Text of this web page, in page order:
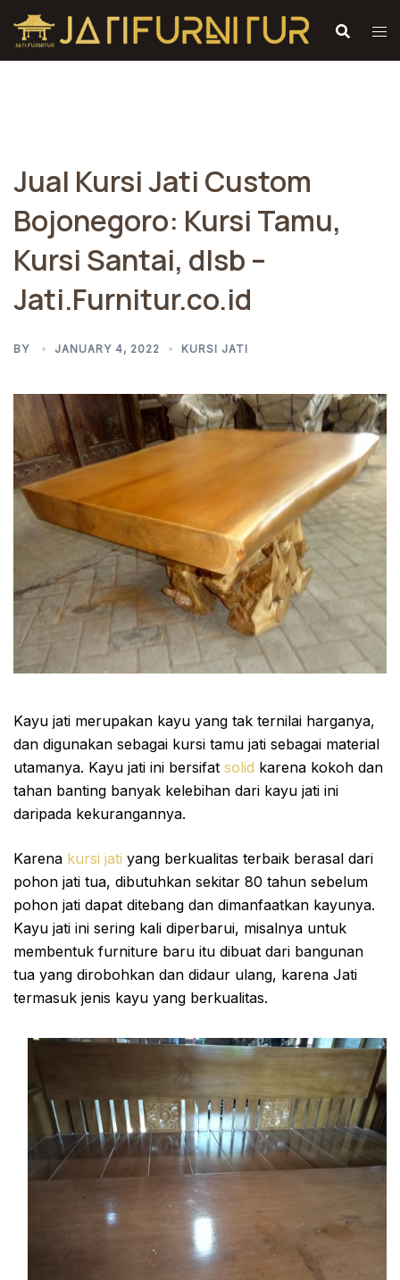
Skip
content
Jual Kursi Jati Custom
Bojonegoro: Kursi Tamu,
Kursi Santai, dlsb –
Jati.Furnitur.co.id
BY JANUARY 4, 2022 KURSI JATI
Kayu jati merupakan kayu yang tak ternilai harganya,
dan digunakan sebagai kursi tamu jati sebagai material
utamanya. Kayu jati ini bersifat solid karena kokoh dan
tahan banting banyak kelebihan dari kayu jati ini
daripada kekurangannya.
Karena kursi jati yang berkualitas terbaik berasal dari
pohon jati tua, dibutuhkan sekitar 80 tahun sebelum
pohon jati dapat ditebang dan dimanfaatkan kayunya.
Kayu jati ini sering kali diperbarui, misalnya untuk
membentuk furniture baru itu dibuat dari bangunan
tua yang dirobohkan dan didaur ulang, karena Jati
termasuk jenis kayu yang berkualitas.